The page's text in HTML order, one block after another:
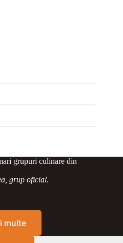
grupuri culinare din
grup oficial.
multe